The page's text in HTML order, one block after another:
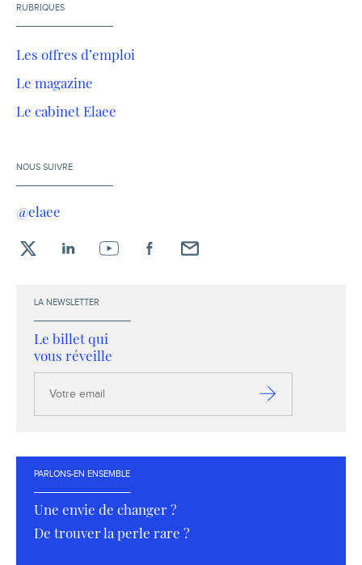
RUBRIQUES
Les offres d’emploi
Le magazine
Le cabinet Elaee
NOUS SUIVRE
@elaee
LA NEWSLETTER
Le billet qui
vous réveille
email
S’inscrire
PARLONS-EN ENSEMBLE
Une envie de changer ?
De trouver la perle rare ?